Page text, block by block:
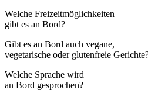
Welche Freizeitmöglichkeiten
gibt es an Bord?
Gibt es an Bord auch vegane,
vegetarische oder glutenfreie
Welche Sprache wird
an Bord gesprochen?